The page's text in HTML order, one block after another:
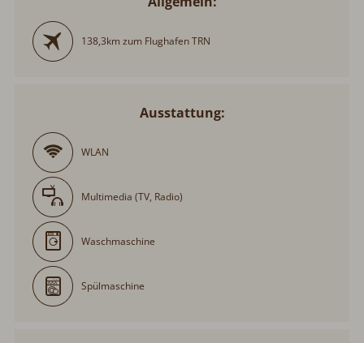
138,3km zum Flughafen TRN
Ausstattung:
WLAN
Multimedia (TV, Radio)
Waschmaschine
Spülmaschine